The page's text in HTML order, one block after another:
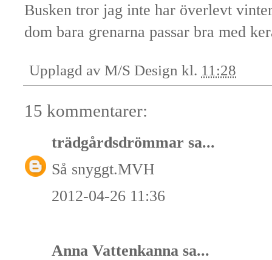
Busken tror jag inte har överlevt
dom bara grenarna passar bra med
Upplagd av M/S Design kl. 11:28
15 kommentarer:
trädgårdsdrömmar sa...
Så snyggt.MVH
2012-04-26 11:36
Anna Vattenkanna sa...